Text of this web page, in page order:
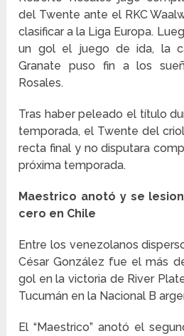
del Twente ante el RKC
clasificar a la Liga Europa.
un gol el juego de ida, la
Granate puso fin a los
Rosales.
Tras haber peleado el título
temporada, el Twente del
recta final y no disputara
próxima temporada.
Maestrico anotó y se
cero en Chile
Entre los venezolanos
César González fue el más
gol en la victoria de River
Tucumán en la Nacional B
El “Maestrico” anotó el